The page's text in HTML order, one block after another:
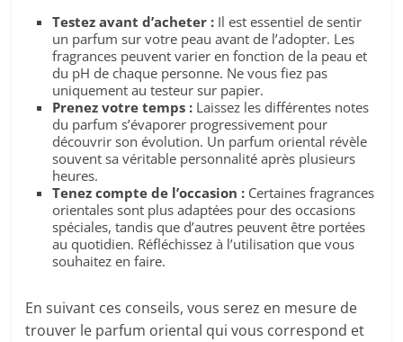
Testez avant d’acheter : Il est essentiel de sentir
un parfum sur votre peau avant de l’adopter. Les
fragrances peuvent varier en fonction de la peau et
du pH de chaque personne. Ne vous fiez pas
uniquement au testeur sur papier.
Prenez votre temps : Laissez les différentes notes
du parfum s’évaporer progressivement pour
découvrir son évolution. Un parfum oriental révèle
souvent sa véritable personnalité après plusieurs
heures.
Tenez compte de l’occasion : Certaines fragrances
orientales sont plus adaptées pour des occasions
spéciales, tandis que d’autres peuvent être portées
au quotidien. Réfléchissez à l’utilisation que vous
souhaitez en faire.
En suivant ces conseils, vous serez en mesure de
trouver le parfum oriental qui vous correspond et